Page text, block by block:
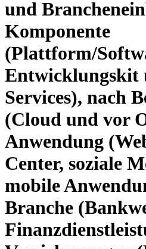
und
Komponente
(Plattform/
Entwicklungskit
Services), nach
(Cloud und vor
Anwendung
Center, soziale
mobile
Branche